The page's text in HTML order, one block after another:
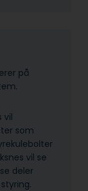
på
vil
som
vil se
deler